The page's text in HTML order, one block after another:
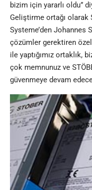
bizim için yararlı oldu”
Geliştirme ortağı olarak
Systeme’den Johannes
çözümler gerektiren
ile yaptığımız ortaklık,
çok memnunuz ve
güvenmeye devam